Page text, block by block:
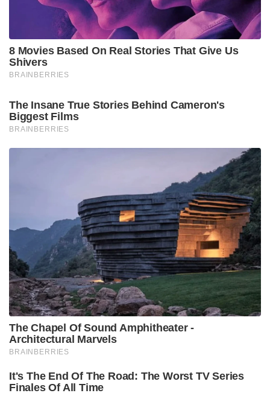
8 Movies Based On Real Stories That Give Us
Shivers
BRAINBERRIES
The Insane True Stories Behind Cameron's
Biggest Films
BRAINBERRIES
The Chapel Of Sound Amphitheater -
Architectural Marvels
BRAINBERRIES
It's The End Of The Road: The Worst TV Series
Finales Of All Time